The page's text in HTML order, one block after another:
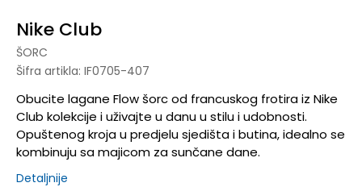
Nike Club
ŠORC
Šifra artikla: IF0705-407
Obucite lagane Flow šorc od francuskog frotira iz Nike
Club kolekcije i uživajte u danu u stilu i udobnosti.
Opuštenog kroja u predjelu sjedišta i butina, idealno se
kombinuju sa majicom za sunčane dane.
Detaljnije